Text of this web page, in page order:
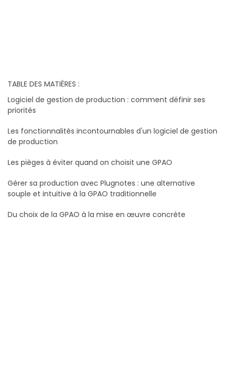
TABLE DES MATIÈRES :
Logiciel de gestion de production : comment définir ses
priorités
Les fonctionnalités incontournables d'un logiciel de gestion
de production
Les pièges à éviter quand on choisit une GPAO
Gérer sa production avec Plugnotes : une alternative
souple et intuitive à la GPAO traditionnelle
Du choix de la GPAO à la mise en œuvre concrète